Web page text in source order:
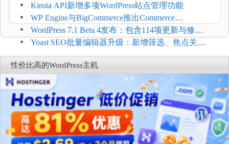
方便
Kinsta API新增多项WordPress站点管理功能
WP Engine与BigCommerce推出Commerce
Connect：WordPress商店可保留前台体验并扩展电
商能力
WordPress 7.1 Beta 4发布：包含114项更新与修
复，仅建议在测试环境体验
Yoast SEO批量编辑器升级：新增筛选、焦点关键
词与AI元数据草稿
性价比高的WordPress主机